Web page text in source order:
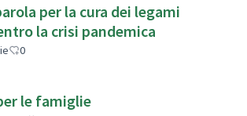
per la cura dei legami
,dentro la crisi pandemica
0
le famiglie